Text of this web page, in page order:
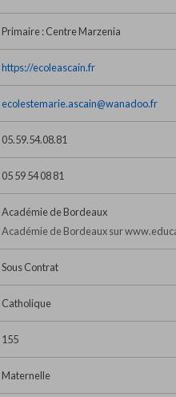
Primaire : Centre Marzenia
https://ecoleascain.fr
ecolestemarie.ascain@wanadoo.fr
05.59.54.08.81
05 59 54 08 81
Académie de Bordeaux
Académie de Bordeaux sur
Sous Contrat
Catholique
155
Maternelle